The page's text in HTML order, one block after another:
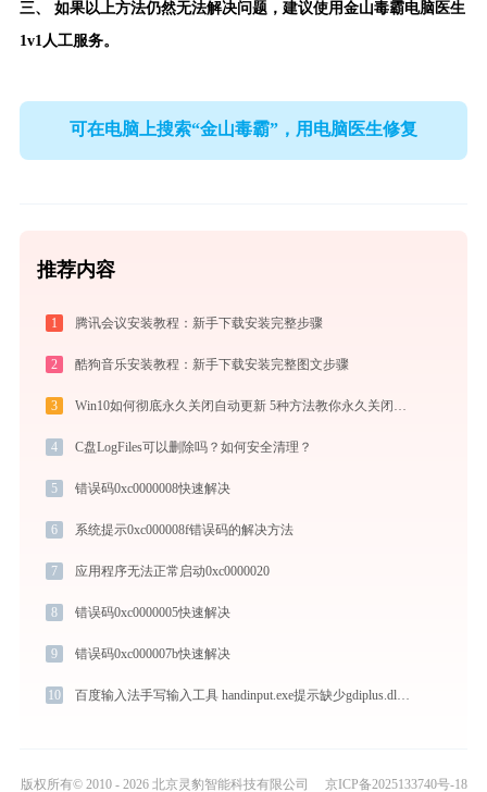
三、 如果以上方法仍然无法解决问题，建议使用金山毒霸电脑医生
1v1人工服务。
可在电脑上搜索“金山毒霸”，用电脑医生修复
推荐内容
1 腾讯会议安装教程：新手下载安装完整步骤
2 酷狗音乐安装教程：新手下载安装完整图文步骤
3
4 C盘LogFiles可以删除吗？如何安全清理？
5 错误码0xc0000008快速解决
6 系统提示0xc000008f错误码的解决方法
7 应用程序无法正常启动0xc0000020
8 错误码0xc0000005快速解决
9 错误码0xc000007b快速解决
10 百度输入法手写输入工具 handinput.exe提示缺少gdiplus.dll文件的解决办法
版权所有© 2010 - 2026 北京灵豹智能科技有限公司 京ICP备2025133740号-18